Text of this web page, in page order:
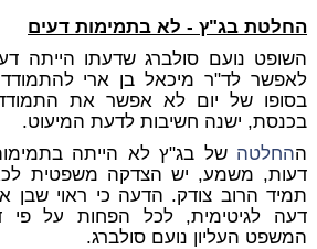
החלטת בג"ץ - לא בתמימות דעים
השופט נועם סולברג שדעתו הייתה
לאפשר לד"ר מיכאל בן ארי
בסופו של יום לא אפשר את
בכנסת, ישנה חשיבות לדעת המיעוט.
ההחלטה של בג"ץ לא הייתה
דעות, משמע, יש הצדקה משפטית
תמיד הרוב צודק. הדעה כי ראוי שבן
דעה לגיטימית, לכל הפחות על
המשפט העליון נועם סולברג.